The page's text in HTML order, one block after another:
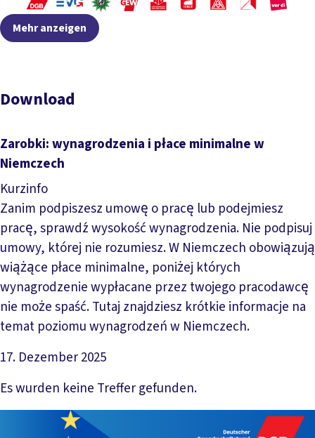
Mehr anzeigen
Download
Zarobki: wynagrodzenia i płace minimalne w
Niemczech
Kurzinfo
Zanim podpiszesz umowę o pracę lub podejmiesz
pracę, sprawdź wysokość wynagrodzenia. Nie podpisuj
umowy, której nie rozumiesz. W Niemczech obowiązują
wiążące płace minimalne, poniżej których
wynagrodzenie wypłacane przez twojego pracodawcę
nie może spaść. Tutaj znajdziesz krótkie informacje na
temat poziomu wynagrodzeń w Niemczech.
17. Dezember 2025
Datei herunterladen
Es wurden keine Treffer gefunden.